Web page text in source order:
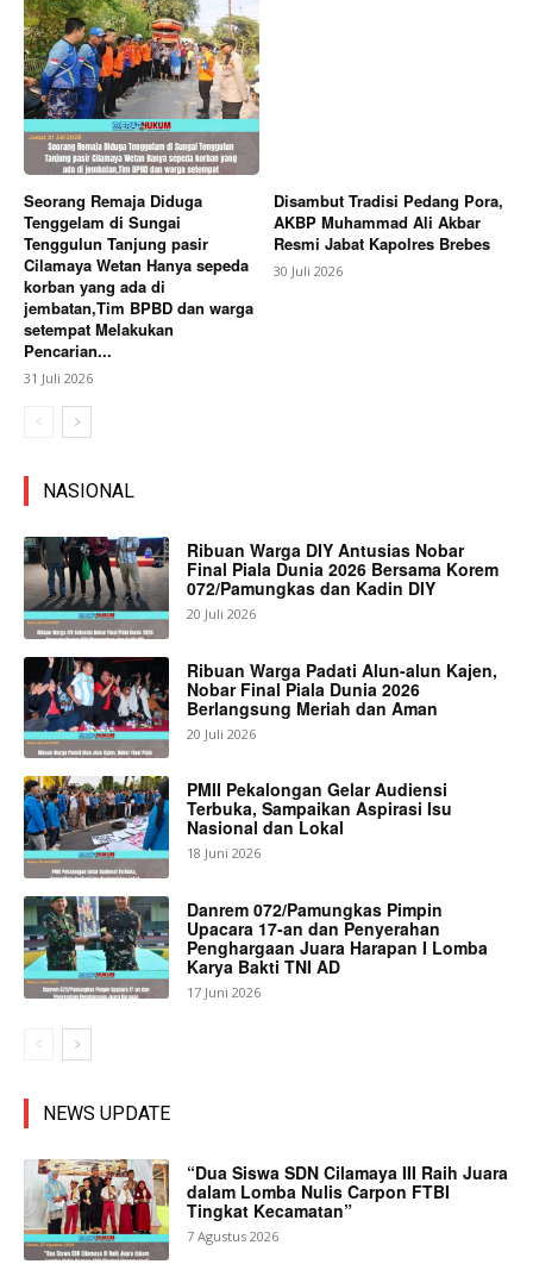
Seorang Remaja Diduga
Tenggelam di Sungai
Tenggulun Tanjung pasir
Cilamaya Wetan Hanya sepeda
korban yang ada di
jembatan,Tim BPBD dan warga
setempat Melakukan
Pencarian...
31 Juli 2026
Disambut Tradisi Pedang Pora,
AKBP Muhammad Ali Akbar
Resmi Jabat Kapolres Brebes
30 Juli 2026
NASIONAL
Ribuan Warga DIY Antusias Nobar
Final Piala Dunia 2026 Bersama Korem
072/Pamungkas dan Kadin DIY
20 Juli 2026
Ribuan Warga Padati Alun-alun Kajen,
Nobar Final Piala Dunia 2026
Berlangsung Meriah dan Aman
20 Juli 2026
PMII Pekalongan Gelar Audiensi
Terbuka, Sampaikan Aspirasi Isu
Nasional dan Lokal
18 Juni 2026
Danrem 072/Pamungkas Pimpin
Upacara 17-an dan Penyerahan
Penghargaan Juara Harapan I Lomba
Karya Bakti TNI AD
17 Juni 2026
NEWS UPDATE
“Dua Siswa SDN Cilamaya III Raih Juara
dalam Lomba Nulis Carpon FTBI
Tingkat Kecamatan”
7 Agustus 2026